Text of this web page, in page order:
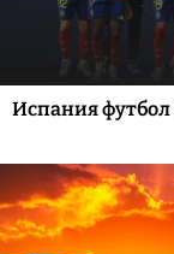
Испания